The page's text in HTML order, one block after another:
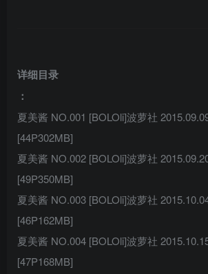
详细目录
：
夏美酱 NO.001 [BOLOli]波萝社
[44P302MB]
夏美酱 NO.002 [BOLOli]波萝社
[49P350MB]
夏美酱 NO.003 [BOLOli]波萝社
[46P162MB]
夏美酱 NO.004 [BOLOli]波萝社
[47P168MB]